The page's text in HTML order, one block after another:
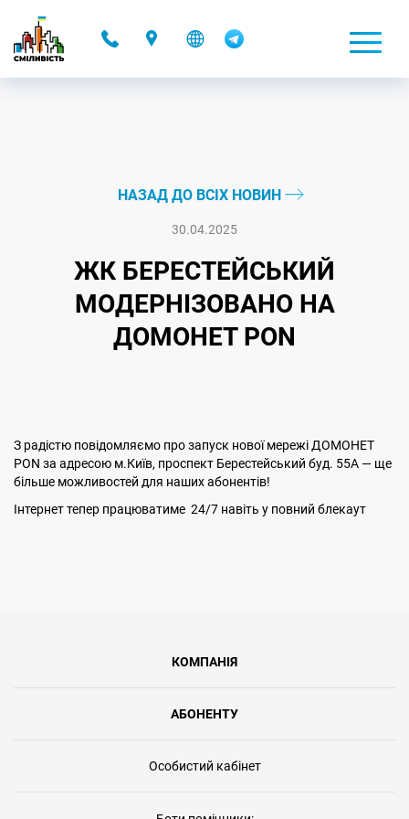
НАЗАД ДО ВСІХ НОВИН
30.04.2025
ЖК БЕРЕСТЕЙСЬКИЙ
МОДЕРНІЗОВАНО НА
ДОМОНЕТ PON
З радістю повідомляємо про запуск нової мережі ДОМОНЕТ
PON за адресою м.Київ, проспект Берестейський буд. 55А — ще
більше можливостей для наших абонентів!
Інтернет тепер працюватиме 24/7 навіть у повний блекаут
КОМПАНІЯ
АБОНЕНТУ
Особистий кабінет